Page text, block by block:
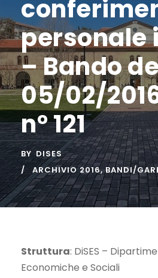
personale
– Bando
05/02/
n° 121
BY DISES
ARCHIVIO 2016, BANDI/
Struttura: DiSES –
Economiche e Sociali